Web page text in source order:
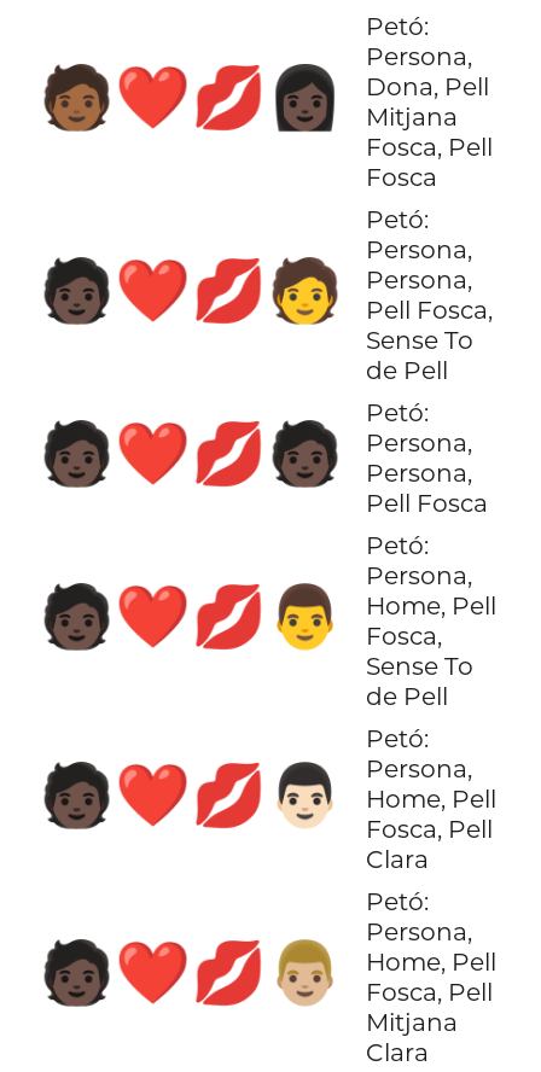
🧑🏾‍❤️‍💋‍👩🏿
Petó:
Persona,
Dona, Pell
Mitjana
Fosca, Pell
Fosca
🧑🏿‍❤️‍💋‍🧑
Petó:
Persona,
Persona,
Pell Fosca,
Sense To
de Pell
🧑🏿‍❤️‍💋‍🧑🏿
Petó:
Persona,
Persona,
Pell Fosca
🧑🏿‍❤️‍💋‍👨
Petó:
Persona,
Home, Pell
Fosca,
Sense To
de Pell
🧑🏿‍❤️‍💋‍👨🏻
Petó:
Persona,
Home, Pell
Fosca, Pell
Clara
🧑🏿‍❤️‍💋‍👨🏼
Petó:
Persona,
Home, Pell
Fosca, Pell
Mitjana
Clara